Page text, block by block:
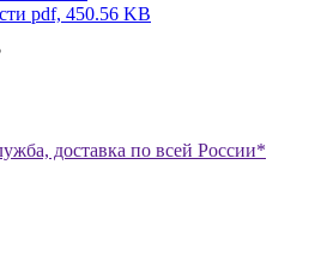
pdf, 450.56 KB
доставка по всей России*